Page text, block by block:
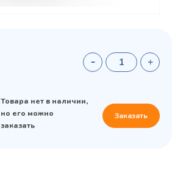
Товара нет в наличии,
но его можно
заказать
Заказать